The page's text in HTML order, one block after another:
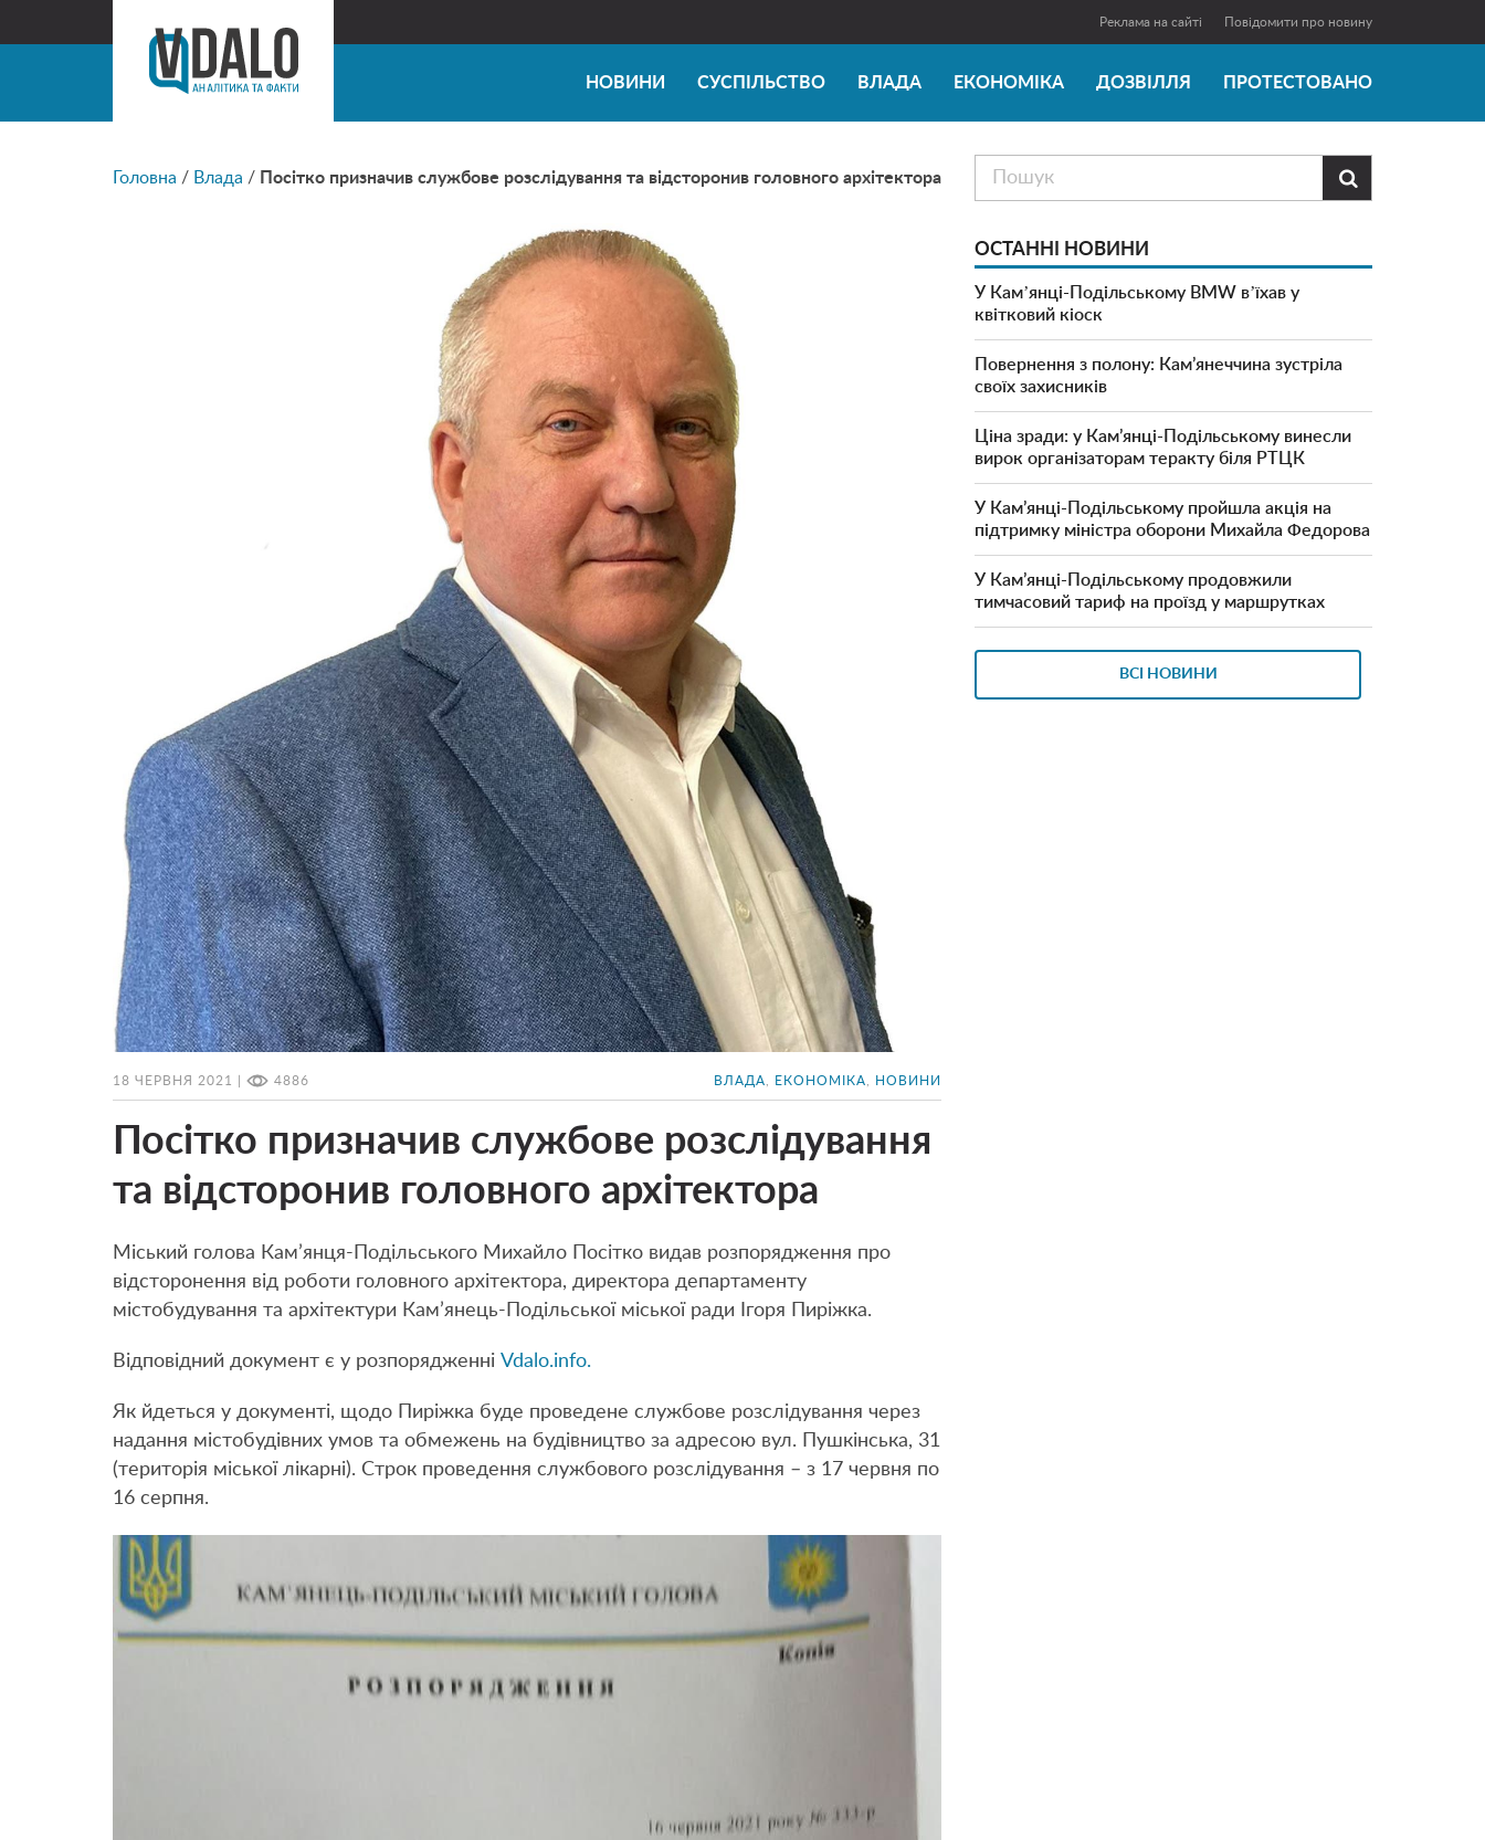
Реклама на сайті Повідомити про новину
НОВИНИ СУСПІЛЬСТВО ВЛАДА ЕКОНОМІКА ДОЗВІЛЛЯ ПРОТЕСТОВАНО
Головна / Влада / Посітко призначив службове розслідування та відсторонив головного архітектора
18 ЧЕРВНЯ 2021 | 4886 ВЛАДА ЕКОНОМІКА НОВИНИ
Посітко призначив службове розслідування
та відсторонив головного архітектора
Міський голова Кам’янця-Подільського Михайло Посітко видав розпорядження про
відсторонення від роботи головного архітектора, директора департаменту
містобудування та архітектури Кам’янець-Подільської міської ради Ігоря Пиріжка.
Відповідний документ є у розпорядженні Vdalo.info.
Як йдеться у документі, щодо Пиріжка буде проведене службове розслідування через
надання містобудівних умов та обмежень на будівництво за адресою вул. Пушкінська, 31
(територія міської лікарні). Строк проведення службового розслідування – з 17 червня по
16 серпня.

ОСТАННІ НОВИНИ
У Камʼянці-Подільському BMW вʼїхав у
квітковий кіоск
Повернення з полону: Кам’янеччина зустріла
своїх захисників
Ціна зради: у Кам’янці-Подільському винесли
вирок організаторам теракту біля РТЦК
У Кам’янці-Подільському пройшла акція на
підтримку міністра оборони Михайла Федорова
У Кам’янці-Подільському продовжили
тимчасовий тариф на проїзд у маршрутках
ВСІ НОВИНИ